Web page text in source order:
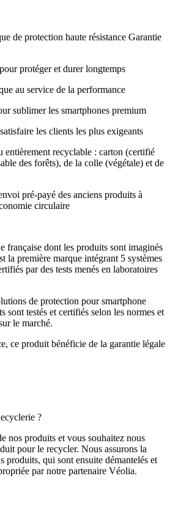
de protection haute résistance Garantie
protéger et durer longtemps
au service de la performance
sublimer les smartphones premium
les clients les plus exigeants
entièrement recyclable : carton (certifié
des forêts), de la colle (végétale) et de
pré-payé des anciens produits à
circulaire
française dont les produits sont imaginés
la première marque intégrant 5 systèmes
par des tests menés en laboratoires
de protection pour smartphone
sont testés et certifiés selon les normes et
le marché.
ce produit bénéficie de la garantie légale
?
nos produits et vous souhaitez nous
pour le recycler. Nous assurons la
produits, qui sont ensuite démantelés et
par notre partenaire Véolia.